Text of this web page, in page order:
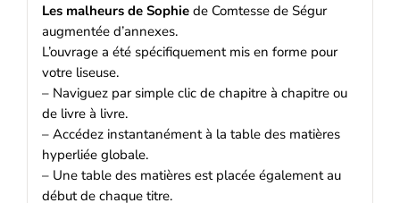
Les malheurs de Sophiede Comtesse de Ségur
augmentée d’annexes.
L’ouvrage a été spécifiquement mis en forme pour
votre liseuse.
– Naviguez par simple clic de chapitre à chapitre ou
de livre à livre.
– Accédez instantanément à la table des matières
hyperliée globale.
– Une table des matières est placée également au
début de chaque titre.